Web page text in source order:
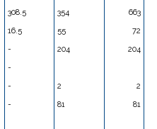
308.5 354
663
16.5 55
72
- 204
204
-
- 2
2
- 81
81